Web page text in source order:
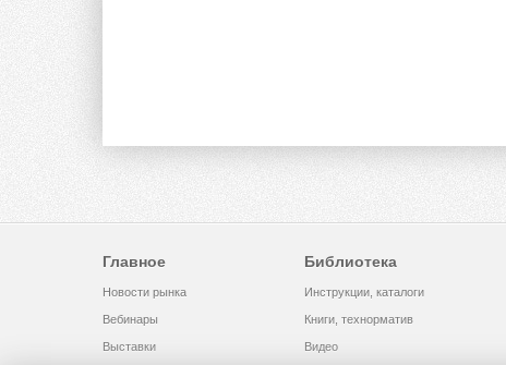
Главное
Новости рынка
Вебинары
Выставки
Библиотека
Инструкции, каталоги
Книги, технорматив
Видео